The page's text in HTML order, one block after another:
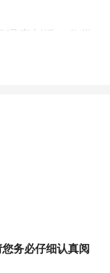
摩刺绣、欣赏
历史，学习传
赏湘绣传世精
务必仔细认真阅